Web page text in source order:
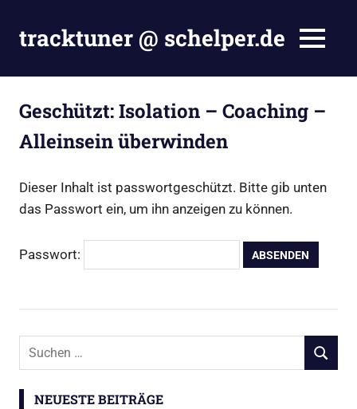
Inhalt
springen
tracktuner @ schelper.de
is
my
oyster
MENÜ
Geschützt: Isolation – Coaching –
Alleinsein überwinden
Dieser Inhalt ist passwortgeschützt. Bitte gib unten
das Passwort ein, um ihn anzeigen zu können.
Passwort:
Suchen
SUCHEN
NEUESTE BEITRÄGE